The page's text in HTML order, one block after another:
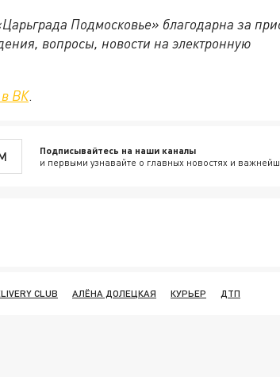
Подмосковье» благодарна за
вопросы, новости на электронную
в ВК.
Подписывайтесь на наши каналы
и первыми узнавайте о главных новостях и
СLUB АЛЁНА ДОЛЕЦКАЯ КУРЬЕР ДТП